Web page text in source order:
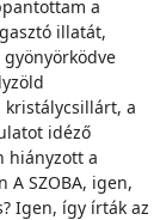
a
illatát,
a
idéző
hiányzott a
SZOBA, igen,
Igen, így írták az